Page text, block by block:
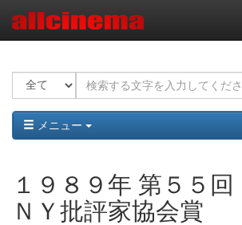
メニュー
１９８９年 第５５回
ＮＹ批評家協会賞